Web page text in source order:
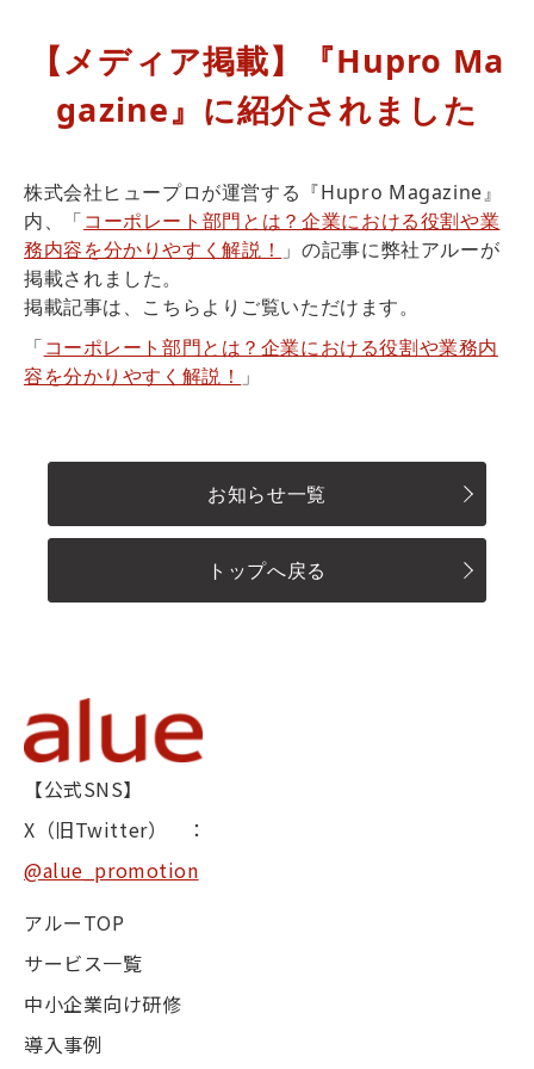
【メディア掲載】『Hupro Ma
gazine』に紹介されました
株式会社ヒュープロが運営する『Hupro Magazine』
内、「コーポレート部門とは？企業における役割や業
務内容を分かりやすく解説！ 」の記事に弊社アルーが
掲載されました。
掲載記事は、こちらよりご覧いただけます。
「コーポレート部門とは？企業における役割や業務内
容を分かりやすく解説！ 」
お知らせ一覧
トップへ戻る
【公式SNS】
X（旧Twitter） ：
@alue_promotion
アルーTOP
サービス一覧
中小企業向け研修
導入事例